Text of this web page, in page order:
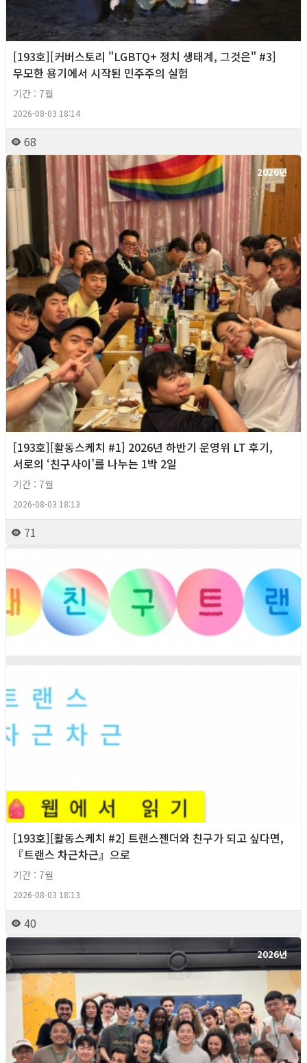
[193호][커버스토리 "LGBTQ+ 정치 생태계, 그것은" #3]
무모한 용기에서 시작된 민주주의 실험
기간 : 7월
2026-08-03 18:14
68
2026년
[193호][활동스케치 #1] 2026년 하반기 운영위 LT 후기,
서로의 ‘친구사이’를 나누는 1박 2일
기간 : 7월
2026-08-03 18:13
71
[193호][활동스케치 #2] 트랜스젠더와 친구가 되고 싶다면,
『트랜스 차근차근』으로
기간 : 7월
2026-08-03 18:13
40
2026년